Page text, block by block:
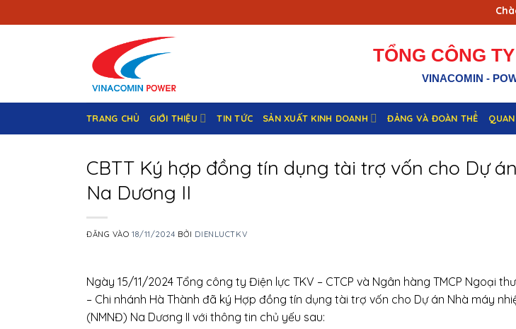
qua
TỔNG CÔNG
VINACOMIN -
TRANG CHỦ GIỚI THIỆU TIN TỨC SẢN XUẤT KINH DOANH ĐẢNG VÀ ĐOÀN THỂ
CBTT Ký hợp đồng tín dụng tài trợ vốn cho Dự
Na Dương II
ĐĂNG VÀO18/11/2024 BỞI DIENLUCTKV
Ngày 15/11/2024 Tổng công ty Điện lực TKV – CTCP và Ngân hàng TMCP Ngoại
– Chi nhánh Hà Thành đã ký Hợp đồng tín dụng tài trợ vốn cho Dự án Nhà máy
(NMNĐ) Na Dương II với thông tin chủ yếu sau: